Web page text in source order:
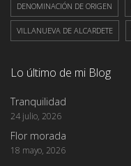
DENOMINACIÓN DE ORIGEN
VILLANUEVA DE ALCARDETE
Lo último de mi Blog
Tranquilidad
24 julio, 2026
Flor morada
18 mayo, 2026